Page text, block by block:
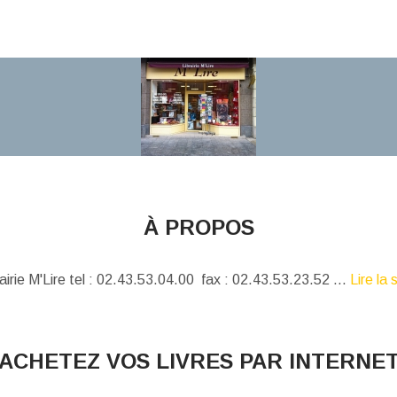
À PROPOS
M'Lire tel : 02.43.53.04.00 fax : 02.43.53.23.52 ... Lire la
VOS LIVRES PAR